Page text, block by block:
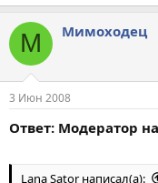
М Мимоходец
3 Июн 2008
Ответ: Модератор
Lana Sator написал(а):